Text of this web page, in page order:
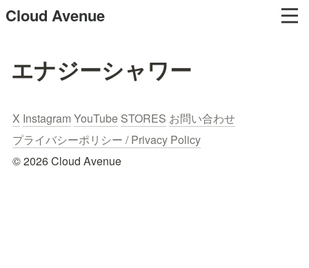
Cloud Avenue
エナジーシャワー
X Instagram YouTube STORES お問い合わせ
プライバシーポリシー / Privacy Policy
© 2026 Cloud Avenue